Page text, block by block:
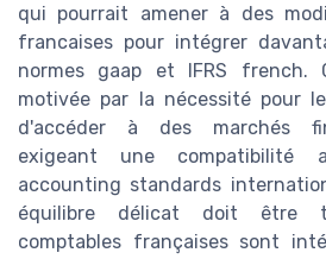
qui pourrait amener à des
francaises pour intégrer
normes gaap et IFRS french.
motivée par la nécessité pour
d'accéder à des marchés
exigeant une compatibilité
accounting standards
équilibre délicat doit être
comptables françaises sont